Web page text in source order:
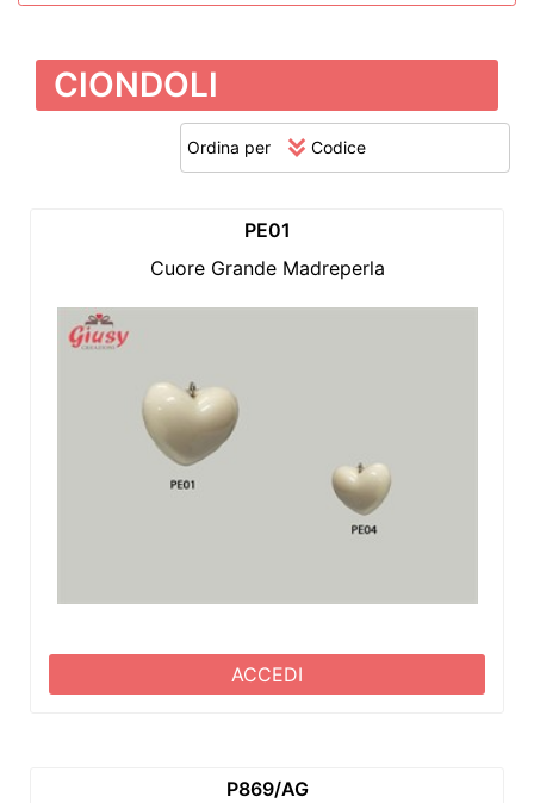
CIONDOLI
Ordina per
PE01
Cuore Grande Madreperla
ACCEDI
P869/AG